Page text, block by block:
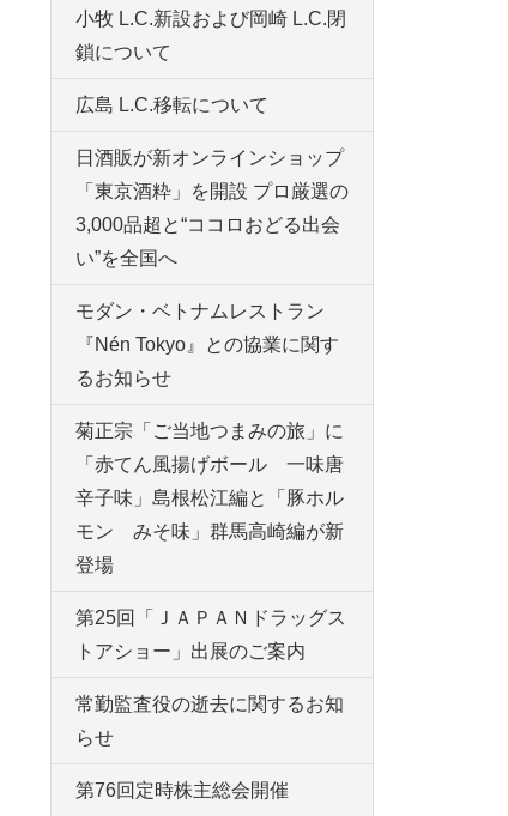
小牧 L.C.新設および岡崎 L.C.閉
鎖について
広島 L.C.移転について
日酒販が新オンラインショップ
「東京酒粋」を開設 プロ厳選の
3,000品超と“ココロおどる出会
い”を全国へ
モダン・ベトナムレストラン
『Nén Tokyo』との協業に関す
るお知らせ
菊正宗「ご当地つまみの旅」に
「赤てん風揚げボール 一味唐
辛子味」島根松江編と「豚ホル
モン みそ味」群馬高崎編が新
登場
第25回「ＪＡＰＡＮドラッグス
トアショー」出展のご案内
常勤監査役の逝去に関するお知
らせ
第76回定時株主総会開催